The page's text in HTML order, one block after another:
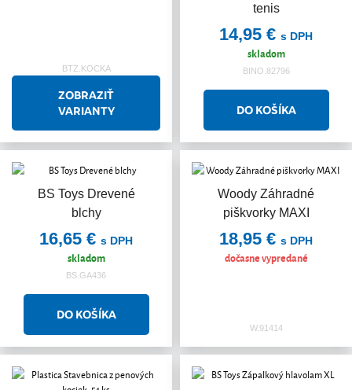
BTZ.KOCKA
ZOBRAZIŤ
VARIANTY
tenis
14,95 € s DPH
skladom
BINO.82796
BS Toys Drevené
blchy
16,65 € s DPH
skladom
BS.GA436
Woody Záhradné
piškvorky MAXI
18,95 € s DPH
dočasne vypredané
W.91414